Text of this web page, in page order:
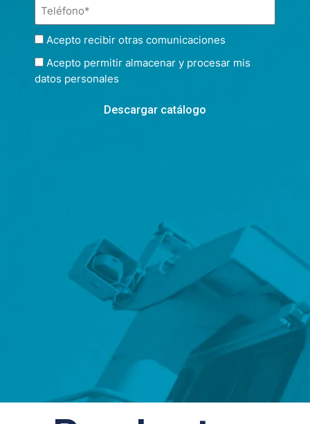
Acepto recibir otras comunicaciones
Acepto permitir almacenar y procesar mis
datos personales
Descargar catálogo